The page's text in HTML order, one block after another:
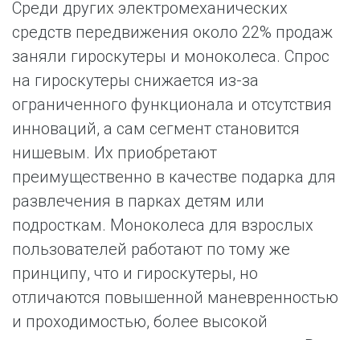
Среди других электромеханических
средств передвижения около 22% продаж
заняли гироскутеры и моноколеса. Спрос
на гироскутеры снижается из-за
ограниченного функционала и отсутствия
инноваций, а сам сегмент становится
нишевым. Их приобретают
преимущественно в качестве подарка для
развлечения в парках детям или
подросткам. Моноколеса для взрослых
пользователей работают по тому же
принципу, что и гироскутеры, но
отличаются повышенной маневренностью
и проходимостью, более высокой